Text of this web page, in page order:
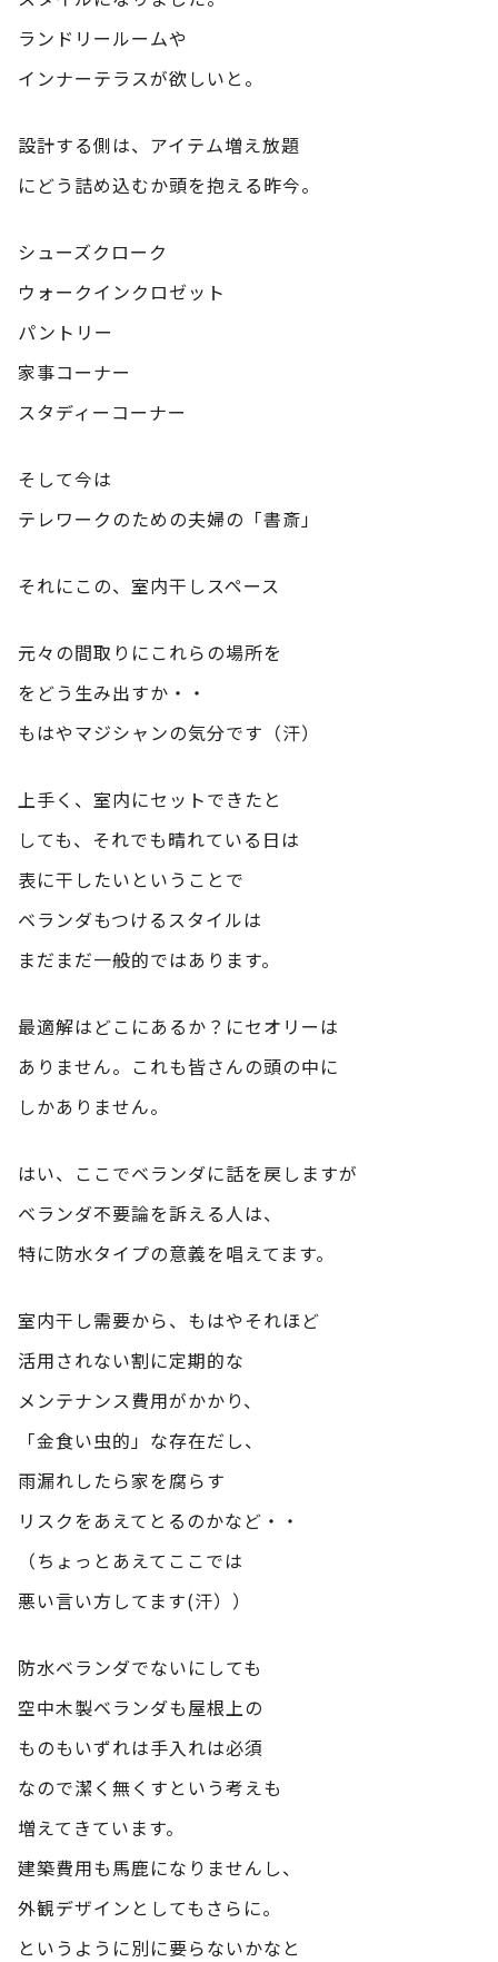
ランドリールームや
インナーテラスが欲しいと。
設計する側は、アイテム増え放題
にどう詰め込むか頭を抱える昨今。
シューズクローク
ウォークインクロゼット
パントリー
家事コーナー
スタディーコーナー
そして今は
テレワークのための夫婦の「書斎」
それにこの、室内干しスペース
元々の間取りにこれらの場所を
をどう生み出すか・・
もはやマジシャンの気分です（汗）
上手く、室内にセットできたと
しても、それでも晴れている日は
表に干したいということで
ベランダもつけるスタイルは
まだまだ一般的ではあります。
最適解はどこにあるか？にセオリーは
ありません。これも皆さんの頭の中に
しかありません。
はい、ここでベランダに話を戻しますが
ベランダ不要論を訴える人は、
特に防水タイプの意義を唱えてます。
室内干し需要から、もはやそれほど
活用されない割に定期的な
メンテナンス費用がかかり、
「金食い虫的」な存在だし、
雨漏れしたら家を腐らす
リスクをあえてとるのかなど・・
（ちょっとあえてここでは
悪い言い方してます(汗））
防水ベランダでないにしても
空中木製ベランダも屋根上の
ものもいずれは手入れは必須
なので潔く無くすという考えも
増えてきています。
建築費用も馬鹿になりませんし、
外観デザインとしてもさらに。
というように別に要らないかなと